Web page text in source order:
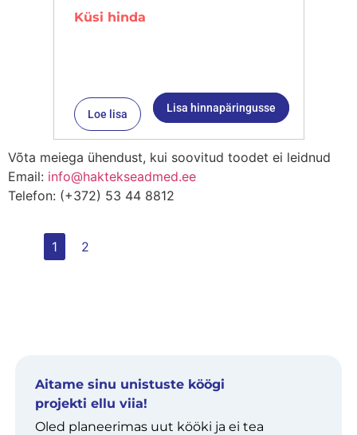
Küsi hinda
Loe lisa Lisa hinnapäringusse
Võta meiega ühendust, kui soovitud toodet ei leidnud
Email: info@haktekseadmed.ee
Telefon: (+372) 53 44 8812
1 2
Aitame sinu unistuste köögi
projekti ellu viia!
Oled planeerimas uut kööki ja ei tea